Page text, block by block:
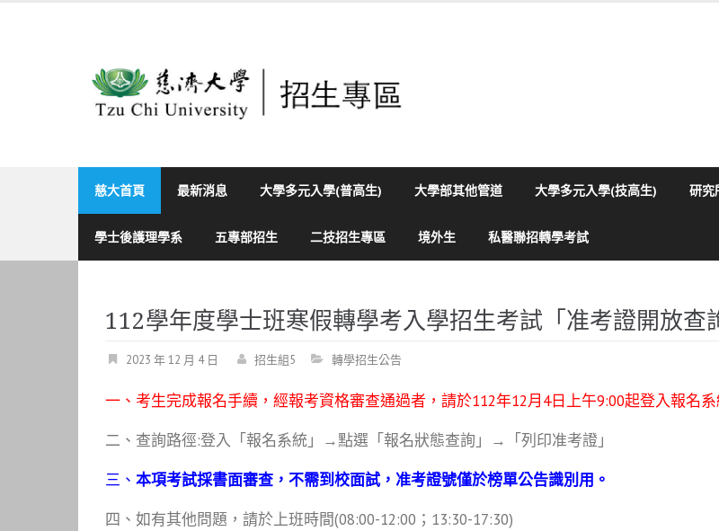
慈大首頁 最新消息 大學多元入學(普高生) 大學部其他管道 大學多元入學(技高生) 研究
學士後護理學系 五專部招生 二技招生專區 境外生 私醫聯招轉學考試
112學年度學士班寒假轉學考入學招生考試「准考證開放查
2023 年 12 月 4 日 招生組5 轉學招生公告
一、考生完成報名手續，經報考資格審查通過者，請於112年12月4日上午9:00起登入報名
二、查詢路徑:登入「報名系統」→點選「報名狀態查詢」→「列印准考證」
三、 本項考試採書面審查，不需到校面試，准考證號僅於榜單公告識別用。
四、如有其他問題，請於上班時間(08:00-12:00；13:30-17:30)